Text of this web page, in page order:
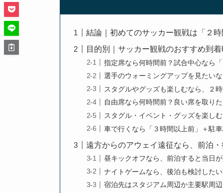
結論｜初めてのサッカー観戦は「２
目的別｜サッカー観戦のおすすめ到
指定席なら何時間前？試合中心なら
選手のウォーミングアップを見たい
スタグルやグッズも楽しむなら、２
自由席なら何時間前？良い席を取り
スタグル・イベント・グッズを楽し
車で行くなら「３時間以上前」＋駐
遠方からのアウェイ遠征なら、前泊
昼キックオフなら、前泊すると当日
ナイトゲームなら、後泊も検討したい
宿泊先はスタジアム周辺か主要駅周